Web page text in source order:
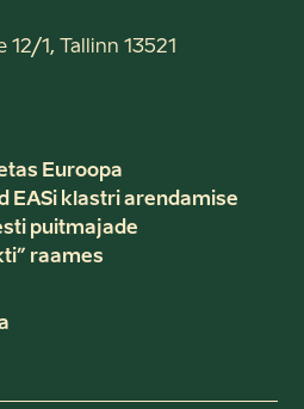
1, Tallinn 13521
Euroopa
EASi klastri arendamise
puitmajade
raames